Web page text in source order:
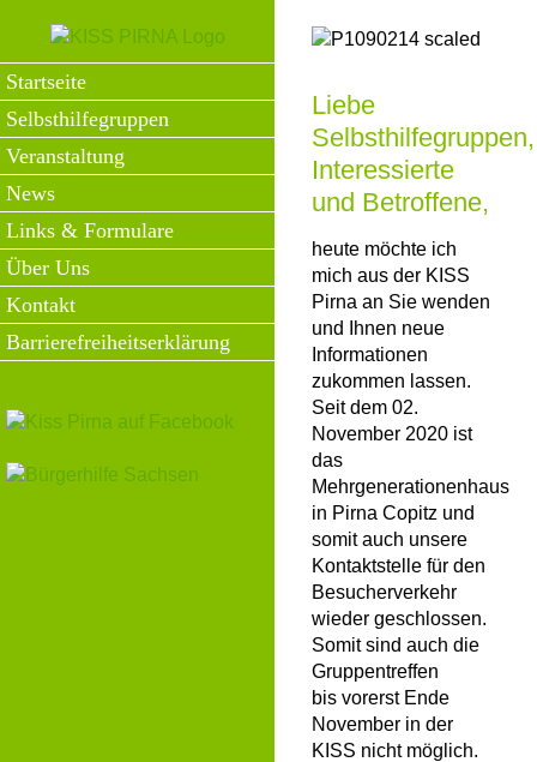
springen
Startseite
Selbsthilfegruppen
Veranstaltung
News
Links & Formulare
Über Uns
Kontakt
Barrierefreiheitserklärung
Liebe
Selbsthilfegruppen,
Interessierte
und Betroffene,
heute möchte ich
mich aus der KISS
Pirna an Sie wenden
und Ihnen neue
Informationen
zukommen lassen.
Seit dem 02.
November 2020 ist
das
Mehrgenerationenhaus
in Pirna Copitz und
somit auch unsere
Kontaktstelle für den
Besucherverkehr
wieder geschlossen.
Somit sind auch die
Gruppentreffen
bis vorerst Ende
November in der
KISS nicht möglich.